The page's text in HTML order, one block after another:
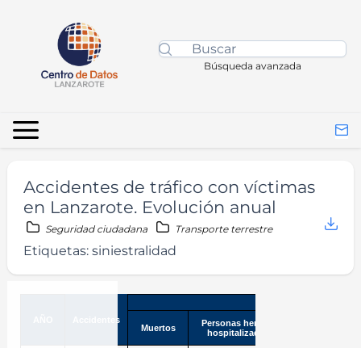
Búsqueda avanzada
Accidentes de tráfico con víctimas
en Lanzarote. Evolución anual
Seguridad ciudadana Transporte terrestre
Etiquetas: siniestralidad